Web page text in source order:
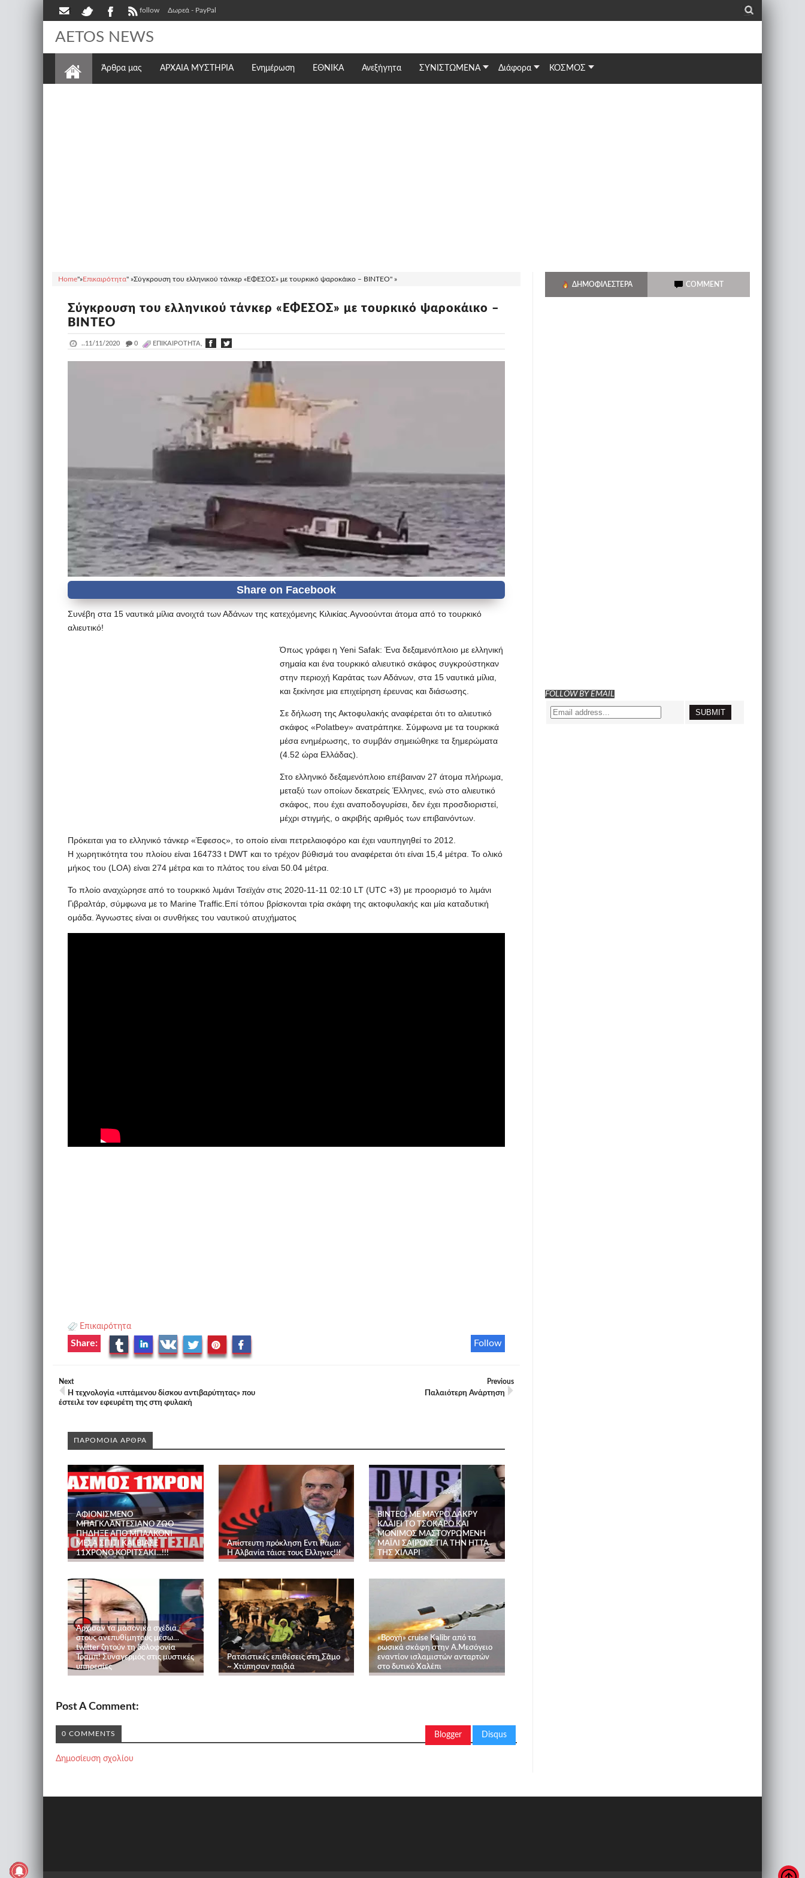
follow Δωρεά - PayPal _
AETOS NEWS
Άρθρα μας ΑΡΧΑΙΑ ΜΥΣΤΗΡΙΑ Ενημέρωση ΕΘΝΙΚΆ Ανεξήγητα ΣΥΝΙΣΤΩΜΕΝΑ Διάφορα ΚΟΣΜΟΣ
Home"»Επικαιρότητα" »Σύγκρουση του ελληνικού τάνκερ «ΕΦΕΣΟΣ» με τουρκικό ψαροκάικο – ΒΙΝΤΕΟ" »
Σύγκρουση του ελληνικού τάνκερ «ΕΦΕΣΟΣ» με τουρκικό ψαροκάικο –
ΒΙΝΤΕΟ
..11/11/2020 _ 0 ΕΠΙΚΑΙΡΌΤΗΤΑ,
Συνέβη στα 15 ναυτικά μίλια ανοιχτά των Αδάνων της κατεχόμενης Κιλικίας.Αγνοούνται άτομα από το τουρκικό
αλιευτικό!
Όπως γράφει η Yeni Safak: Ένα δεξαμενόπλοιο με ελληνική
σημαία και ένα τουρκικό αλιευτικό σκάφος συγκρούστηκαν
στην περιοχή Καράτας των Αδάνων, στα 15 ναυτικά μίλια,
και ξεκίνησε μια επιχείρηση έρευνας και διάσωσης.
Σε δήλωση της Ακτοφυλακής αναφέρεται ότι το αλιευτικό
σκάφος «Polatbey» ανατράπηκε. Σύμφωνα με τα τουρκικά
μέσα ενημέρωσης, το συμβάν σημειώθηκε τα ξημερώματα
(4.52 ώρα Ελλάδας).
Στο ελληνικό δεξαμενόπλοιο επέβαιναν 27 άτομα πλήρωμα,
μεταξύ των οποίων δεκατρείς Έλληνες, ενώ στο αλιευτικό
σκάφος, που έχει αναποδογυρίσει, δεν έχει προσδιοριστεί,
μέχρι στιγμής, ο ακριβής αριθμός των επιβαινόντων.
Πρόκειται για το ελληνικό τάνκερ «Έφεσος», το οποίο είναι πετρελαιοφόρο και έχει ναυπηγηθεί το 2012.
Η χωρητικότητα του πλοίου είναι 164733 t DWT και το τρέχον βύθισμά του αναφέρεται ότι είναι 15,4 μέτρα. Το ολικό
μήκος του (LOA) είναι 274 μέτρα και το πλάτος του είναι 50.04 μέτρα.
Το πλοίο αναχώρησε από το τουρκικό λιμάνι Τσεϊχάν στις 2020-11-11 02:10 LT (UTC +3) με προορισμό το λιμάνι
Γιβραλτάρ, σύμφωνα με το Marine Traffic.Επί τόπου βρίσκονται τρία σκάφη της ακτοφυλακής και μία καταδυτική
ομάδα. Άγνωστες είναι οι συνθήκες του ναυτικού ατυχήματος
Επικαιρότητα
Follow
Share:
Next
Η τεχνολογία «ιπτάμενου δίσκου αντιβαρύτητας» που
έστειλε τον εφευρέτη της στη φυλακή
Previous
Παλαιότερη Ανάρτηση
ΠΑΡΟΜΟΙΑ ΑΡΘΡΑ
ΑΦΙΟΝΙΣΜΕΝΟ
ΜΠΑΓΚΛΑΝΤΕΣΙΑΝΟ ΖΩΟ
ΠΗΔΗΞΕ ΑΠΟ ΜΠΑΛΚΟΝΙ
ΜΕΣΑ ΣΠΙΤΙ ΚΑΙ ΒΙΑΣΕ
11ΧΡΟΝΟ ΚΟΡΙΤΣΑΚΙ...!!!
Απίστευτη πρόκληση Εντι Ράμα:
Η Αλβανία τάισε τους Ελληνες!!!
ΒΙΝΤΕΟ: ΜΕ ΜΑΥΡΟ ΔΑΚΡΥ
ΚΛΑΙΕΙ ΤΟ ΤΣΟΚΑΡΟ ΚΑΙ
ΜΟΝΙΜΟΣ ΜΑΣΤΟΥΡΩΜΕΝΗ
ΜΑΪΛΙ ΣΑΪΡΟΥΣ ΓΙΑ ΤΗΝ ΗΤΤΑ
ΤΗΣ ΧΙΛΑΡΙ
Άρχισαν τα μασονικά σχέδια
στους ανεπυθίμητους μέσω…
twitter ζητούν τη δολοφονία
Τραμπ! Συναγερμός στις μυστικές
υπηρεσίες
Ρατσιστικές επιθέσεις στη Σάμο
~ Χτύπησαν παιδιά
«Βροχή» cruise Kalibr από τα
ρωσικά σκάφη στην Α.Μεσόγειο
εναντίον ισλαμιστών ανταρτών
στο δυτικό Χαλέπι
Post A Comment:
Blogger Disqus
0 COMMENTS
Δημοσίευση σχολίου
ΔΗΜΟΦΙΛΈΣΤΕΡΑ COMMENT
FOLLOW BY EMAIL